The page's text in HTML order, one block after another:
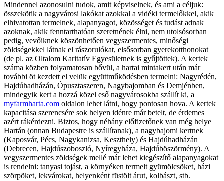
Mindennel azonosulni tudok, amit képviselnek, és ami a céljuk:
összekötik a nagyvárosi lakókat azokkal a vidéki termelőkkel, akik
elhivatottan termelnek, alapanyagot, közösséget és tudást adnak
azoknak, akik fenntarthatóan szeretnének élni, nem utolsósorban
pedig, vevőiknek köszönhetően vegyszermentes, minőségi
zöldségekkel látnak el rászorulókat, elsősorban gyerekotthonokat
(de pl. az Oltalom Karitatív Egyesületnek is gyűjtöttek). A kertek
száma közben folyamatosan bővül, a hartai mintakert után már
további öt kezdett el velük együttműködésben termelni: Nagyrédén,
Hajdúhadházán, Ópusztaszeren, Nagybajomban és Demjénben,
mindegyik kert a hozzá közel eső nagyvárosokba szállít ki, a
myfarmharta.com oldalon lehet látni, hogy pontosan hova. A kertek
kapacitása szerencsére sok helyen idénre már betelt, de érdemes
azért rákérdezni. Biztos, hogy néhány előfizetőnek van még helye
Hartán (onnan Budapestre is szállítanak), a nagybajomi kertnek
(Kaposvár, Pécs, Nagykanizsa, Keszthely) és Hajdúhadházán
(Debrecen, Hajdúszoboszló, Nyíregyháza, Hajdúböszörmény). A
vegyszermentes zöldségek mellé már lehet kiegészítő alapanyagokat
is rendelni: tanyasi tojást, a környéken termelt gyümölcsöket, házi
szörpöket, lekvárokat, helyenként füstölt árut, kolbászt, stb.